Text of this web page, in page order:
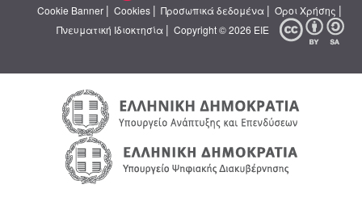
Cookie Banner | Cookies | Προσωπικά δεδομένα | Όροι Χρήσης |
Πνευματική Ιδιοκτησία | Copyright © 2026 ΕΙΕ